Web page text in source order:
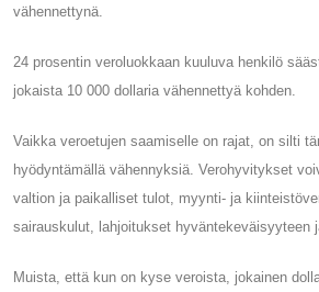
vähennettynä.
24 prosentin veroluokkaan kuuluva henkilö
jokaista 10 000 dollaria vähennettyä kohden.
Vaikka veroetujen saamiselle on rajat, on silti
hyödyntämällä vähennyksiä. Verohyvitykset
valtion ja paikalliset tulot, myynti- ja
sairauskulut, lahjoitukset hyväntekeväisyyteen
Muista, että kun on kyse veroista, jokainen